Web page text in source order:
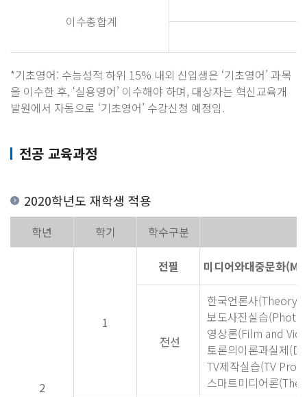
이수총합계
*기초영어: 수능성적 하위 15% 내외 신입생은 ‘기초영어’ 과목
을 이수한 후, ‘실용영어’ 이수해야 하며, 대상자는 혁신교육개
발원에서 자동으로 ‘기초영어’ 수강신청 예정임.
전공 교육과정
2020학년도 재학생 적용
학년 학기 학수구분
2
1
전필 미디어와대중문화
전선
한국언론사(Theory
보도사진실습
영상론(Film and
토론의이론과실제
TV제작실습(TV
스마트미디어론